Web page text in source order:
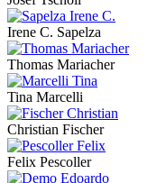
Irene C. Sapelza
Thomas Mariacher
Tina Marcelli
Christian Fischer
Felix Pescoller